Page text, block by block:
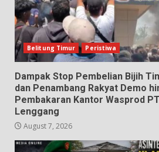
Belitung Timur Peristiwa
Dampak Stop Pembelian Bijih
dan Penambang Rakyat Demo
Pembakaran Kantor Wasprod
Lenggang
August 7, 2026